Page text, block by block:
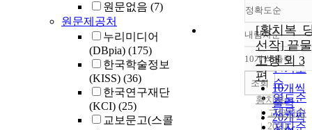
원문없음 (7)
원문제공처
누리미디어
(DBpia) (175)
한국학술정보
(KISS) (36)
한국연구재단
(KCI) (25)
교보문고(스콜
정확도순
정확도
순
인기도
순
연도순
제목순
저자순
내림차순
내림차
10개씩 출력
10개씩
출력
20개씩
조회
[황치복_
선작] 끝물
고행 외 3
편
황치복
고요아침
2020